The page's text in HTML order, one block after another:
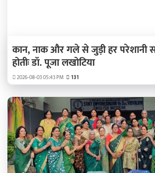
कान, नाक और गले से जुड़ी हर परेशानी
होतीः डॉ. पूजा लखोटिया
2026-08-03 05:43 PM 131